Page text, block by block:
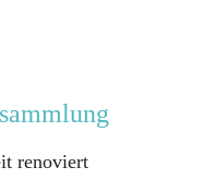
renoviert